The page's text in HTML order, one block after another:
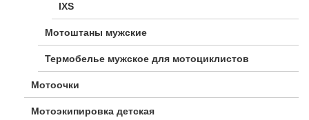
IXS
Мотоштаны мужские
Термобелье мужское для мотоциклистов
Мотоочки
Мотоэкипировка детская